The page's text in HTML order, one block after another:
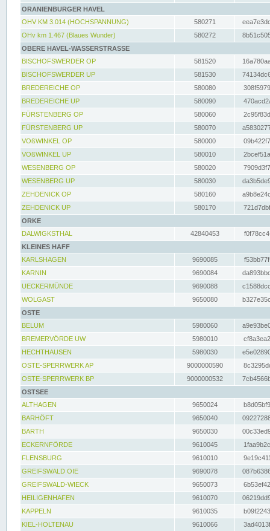
ORANIENBURGER HAVEL
OHV KM 3.014 (HOCHSPANNUNG)
580271
OHv km 1.467 (Blaues Wunder)
580272
OBERE HAVEL-WASSERSTRASSE
BISCHOFSWERDER OP
581520
BISCHOFSWERDER UP
581530
BREDEREICHE OP
580080
BREDEREICHE UP
580090
FÜRSTENBERG OP
580060
FÜRSTENBERG UP
580070
VOßWINKEL OP
580000
VOßWINKEL UP
580010
WESENBERG OP
580020
WESENBERG UP
580030
ZEHDENICK OP
580160
ZEHDENICK UP
580170
ORKE
DALWIGKSTHAL
42840453
KLEINES HAFF
KARLSHAGEN
9690085
KARNIN
9690084
UECKERMÜNDE
9690088
WOLGAST
9650080
OSTE
BELUM
5980060
BREMERVÖRDE UW
5980010
HECHTHAUSEN
5980030
OSTE-SPERRWERK AP
9000000590
OSTE-SPERRWERK BP
9000000532
OSTSEE
ALTHAGEN
9650024
BARHÖFT
9650040
BARTH
9650030
ECKERNFÖRDE
9610045
FLENSBURG
9610010
GREIFSWALD OIE
9690078
GREIFSWALD-WIECK
9650073
HEILIGENHAFEN
9610070
KAPPELN
9610035
KIEL-HOLTENAU
9610066